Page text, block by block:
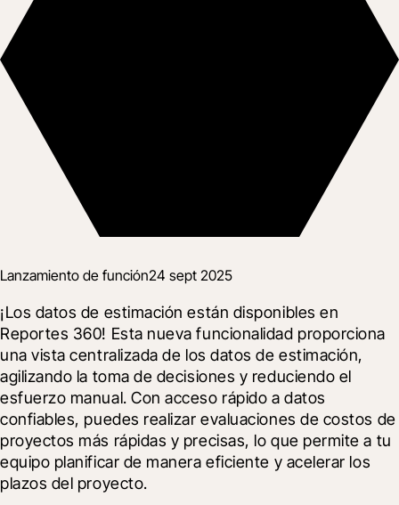
Lanzamiento de función24 sept 2025
¡Los datos de estimación están disponibles en
Reportes 360! Esta nueva funcionalidad proporciona
una vista centralizada de los datos de estimación,
agilizando la toma de decisiones y reduciendo el
esfuerzo manual. Con acceso rápido a datos
confiables, puedes realizar evaluaciones de costos de
proyectos más rápidas y precisas, lo que permite a tu
equipo planificar de manera eficiente y acelerar los
plazos del proyecto.